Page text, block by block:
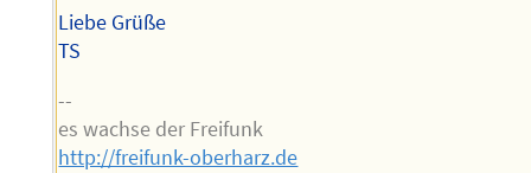
Liebe Grüße
TS
--
es wachse der Freifunk
http://freifunk-oberharz.de